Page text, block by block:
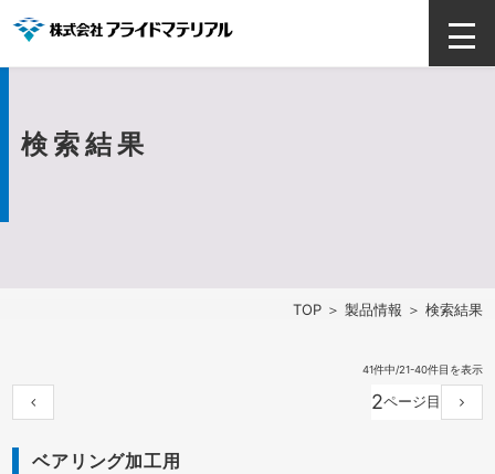
検索結果
TOP＞ 製品情報 ＞ 検索結果
41件中/21-40件目を表示
2
ベアリング加工用